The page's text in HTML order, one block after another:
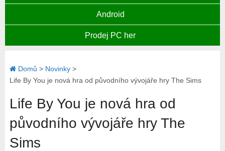
Android
Prodej PC her
Domů > Novinky>
Life By You je nová hra od původního vývojáře hry The Sims
Life By You je nová hra od
původního vývojáře hry The
Sims